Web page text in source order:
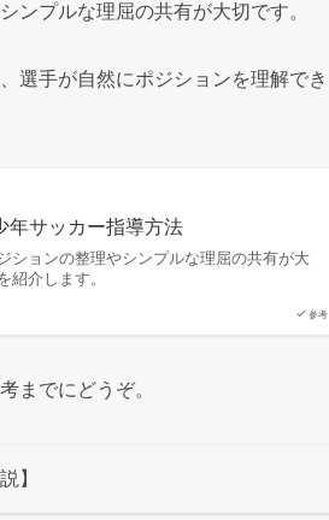
ンプルな理屈の共有が大切です。
選手が自然にポジションを理解でき
参考
年サッカー指導方法
ションの整理やシンプルな理屈の共有が大
紹介します。
までにどうぞ。
】